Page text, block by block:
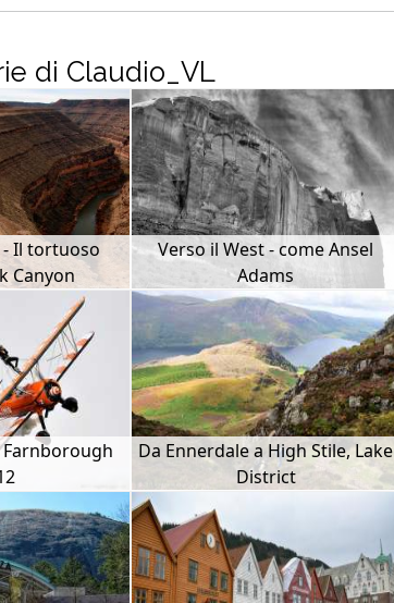
di Claudio_VL
- Il tortuoso
Canyon
Verso il West - come Ansel
Adams
Da Ennerdale a High Stile, Lake
District